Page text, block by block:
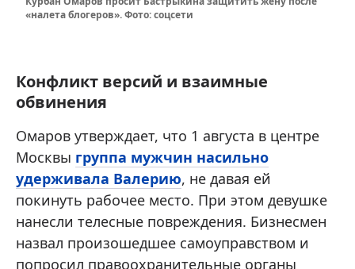
«налета блогеров». Фото: соцсети
Конфликт версий и взаимные
обвинения
Омаров утверждает, что 1 августа в центре
Москвы группа мужчин насильно
удерживала Валерию, не давая ей
покинуть рабочее место. При этом девушке
нанесли телесные повреждения. Бизнесмен
назвал произошедшее самоуправством и
попросил правоохранительные органы